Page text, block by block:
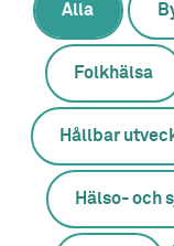
Alla
Folkhälsa
Hållbar
Hälso- och